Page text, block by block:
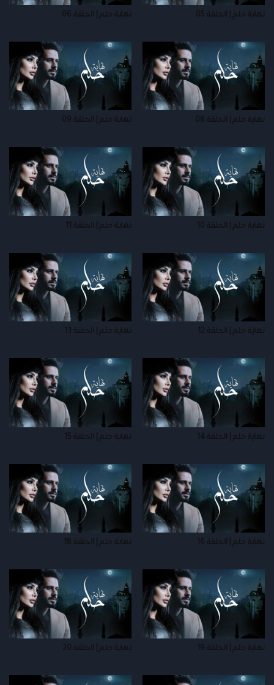
نهاية حلم | الحلقة 05 نهاية حلم | الحلقة 06
نهاية حلم | الحلقة 08 نهاية حلم | الحلقة 09
نهاية حلم | الحلقة 10 نهاية حلم | الحلقة 11
نهاية حلم | الحلقة 12 نهاية حلم | الحلقة 13
نهاية حلم | الحلقة 14 نهاية حلم | الحلقة 15
نهاية حلم | الحلقة 16 نهاية حلم | الحلقة 18
نهاية حلم | الحلقة 19 نهاية حلم | الحلقة 20